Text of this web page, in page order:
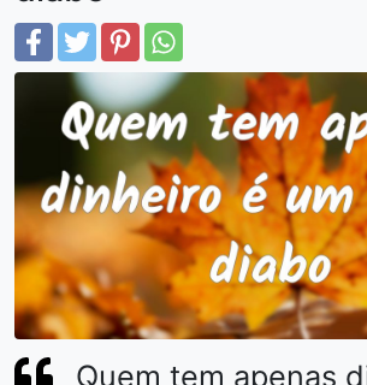
Quem tem apenas